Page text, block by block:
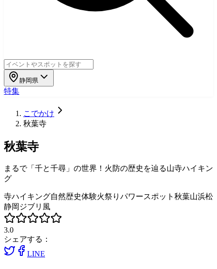
静岡県
特集
こでかけ
秋葉寺
秋葉寺
まるで「千と千尋」の世界！火防の歴史を辿る山寺ハイキン
グ
寺ハイキング自然歴史体験火祭り パワースポット 秋葉山浜松
静岡 ジブリ風
3.0
シェアする：
LINE